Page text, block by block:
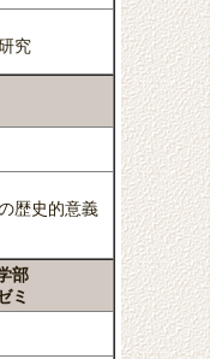
究
歴史的意義
部
ミ